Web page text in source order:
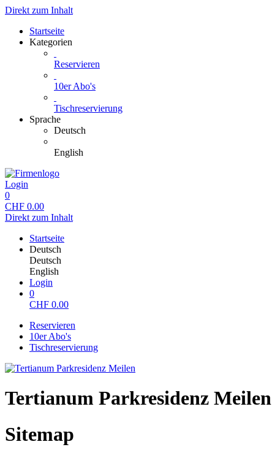
Direkt zum Inhalt
Startseite
Kategorien
Reservieren
10er Abo's
Tischreservierung
Sprache
Deutsch
English
Login
0
CHF 0.00
Direkt zum Inhalt
Startseite
Deutsch
Deutsch
English
Login
0
CHF 0.00
Reservieren
10er Abo's
Tischreservierung
Tertianum Parkresidenz Meilen
Sitemap